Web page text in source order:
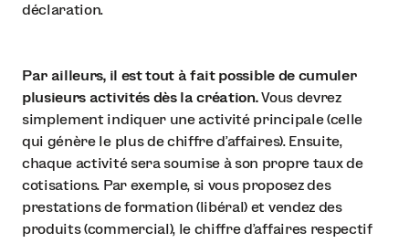
déclaration.
Par ailleurs, il est tout à fait possible de cumuler
plusieurs activités dès la création.Vous devrez
simplement indiquer une activité principale (celle
qui génère le plus de chiffre d’affaires). Ensuite,
chaque activité sera soumise à son propre taux de
cotisations. Par exemple, si vous proposez des
prestations de formation (libéral) et vendez des
produits (commercial), le chiffre d’affaires respectif